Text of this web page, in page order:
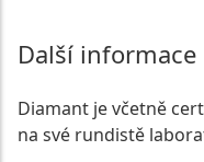
Další informace
Diamant je včetně
na své rundistě